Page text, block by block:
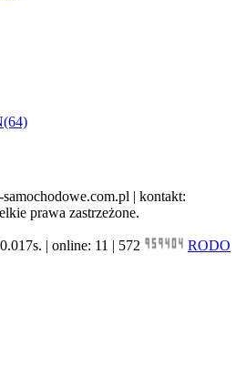
(64)
| kontakt:
prawa zastrzeżone.
| online: 11 | 572 RODO